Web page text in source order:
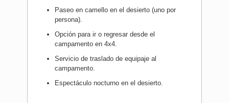
Paseo en camello en el desierto (uno por
persona).
Opción para ir o regresar desde el
campamento en 4x4.
Servicio de traslado de equipaje al
campamento.
Espectáculo nocturno en el desierto.